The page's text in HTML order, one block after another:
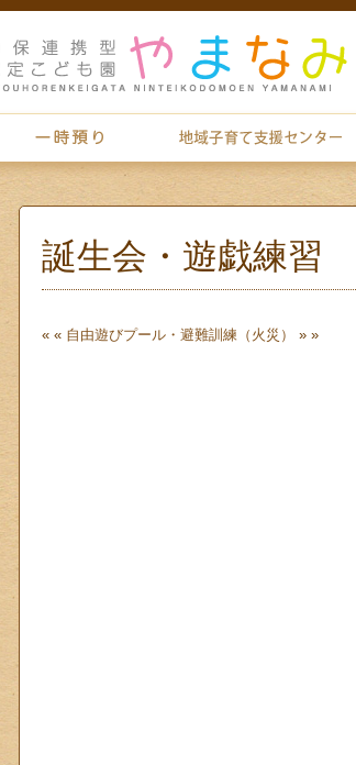
誕生会・遊戯練習
« « 自由遊びプール・避難訓練（火災） » »